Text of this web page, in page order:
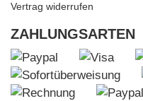
Vertrag widerrufen
ZAHLUNGSARTEN